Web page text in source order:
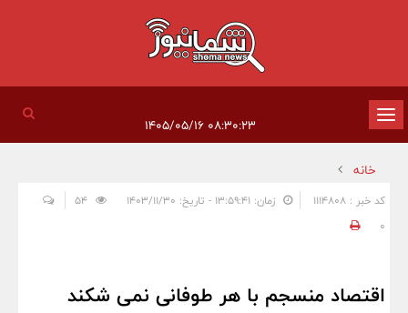
تغییر
وضعیت
ناوبری
خانه
کد خبر : 1114808 زمان: ۱۳:۵۹:۴۱ - تاریخ: ۱۴۰۳/۱۱/۳۰
0
اقتصاد منسجم با هر طوفانی نمی شکند